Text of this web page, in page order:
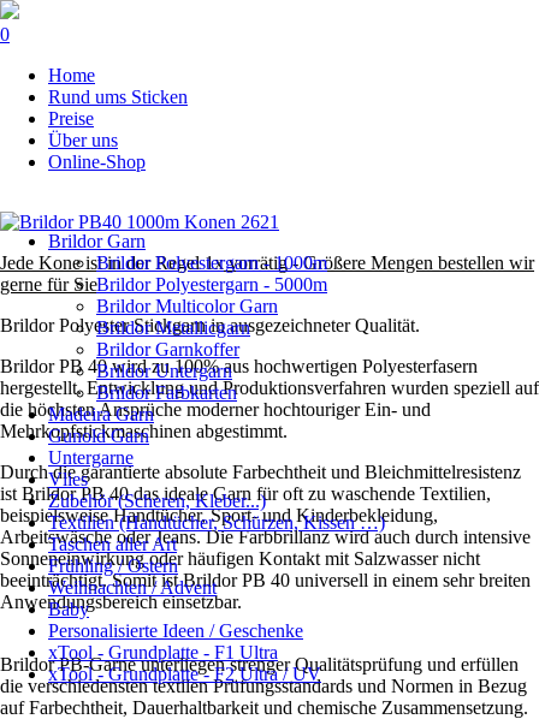
0
überspringen
Home
Rund ums Sticken
Preise
Über uns
Online-Shop
Jede Kone ist in der Regel 1x vorrätig - Größere Mengen bestellen wir
gerne für Sie
Brildor Polyester Stickgarn in ausgezeichneter Qualität.
Brildor PB 40 wird zu 100% aus hochwertigen Polyesterfasern
hergestellt. Entwicklung und Produktionsverfahren wurden speziell auf
die höchsten Ansprüche moderner hochtouriger Ein- und
Mehrkopfstickmaschinen abgestimmt.
Durch die garantierte absolute Farbechtheit und Bleichmittelresistenz
ist Brildor PB 40 das ideale Garn für oft zu waschende Textilien,
beispielsweise Handtücher, Sport- und Kinderbekleidung,
Arbeitswäsche oder Jeans. Die Farbbrillanz wird auch durch intensive
Sonneneinwirkung oder häufigen Kontakt mit Salzwasser nicht
beeinträchtigt. Somit ist Brildor PB 40 universell in einem sehr breiten
Anwendungsbereich einsetzbar.
Brildor PB-Garne unterliegen strenger Qualitätsprüfung und erfüllen
die verschiedensten textilen Prüfungsstandards und Normen in Bezug
auf Farbechtheit, Dauerhaltbarkeit und chemische Zusammensetzung.
Navigation
überspringenBrildor Garn
Brildor Polyestergarn - 1000m
Brildor Polyestergarn - 5000m
Brildor Multicolor Garn
Brildor Metallicgarn
Brildor Garnkoffer
Brildor Untergarn
Brildor Farbkarten
Madeira Garn
Gunold Garn
Untergarne
Vlies
Zubehör (Scheren, Kleber...)
Textilien (Handtücher, Schürzen, Kissen …)
Taschen aller Art
Frühling / Ostern
Weihnachten / Advent
Baby
Personalisierte Ideen / Geschenke
xTool - Grundplatte - F1 Ultra
xTool - Grundplatte - F2 Ultra / UV